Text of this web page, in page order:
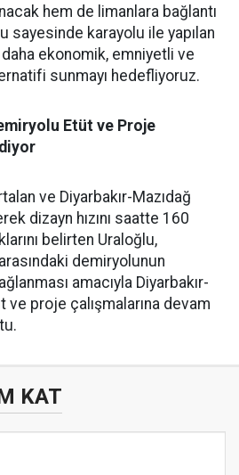
hem de limanlara bağlantı
sayesinde karayolu ile yapılan
daha ekonomik, emniyetli ve
sunmayı hedefliyoruz.
Etüt ve Proje
ve Diyarbakır-Mazıdağ
dizayn hızını saatte 160
belirten Uraloğlu,
demiryolunun
amacıyla Diyarbakır-
proje çalışmalarına devam
KAT